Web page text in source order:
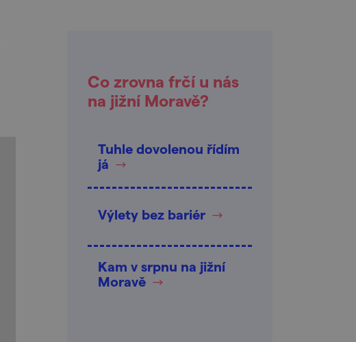
Co zrovna frčí u nás
na jižní Moravě?
Tuhle dovolenou řídím
já
Výlety bez bariér
Kam v srpnu na jižní
Moravě